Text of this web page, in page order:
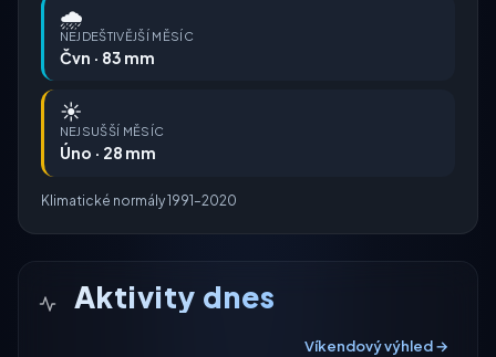
🌧️
NEJDEŠTIVĚJŠÍ MĚSÍC
Čvn · 83 mm
☀️
NEJSUŠŠÍ MĚSÍC
Úno · 28 mm
Klimatické normály 1991–2020
Aktivity dnes
Víkendový výhled →